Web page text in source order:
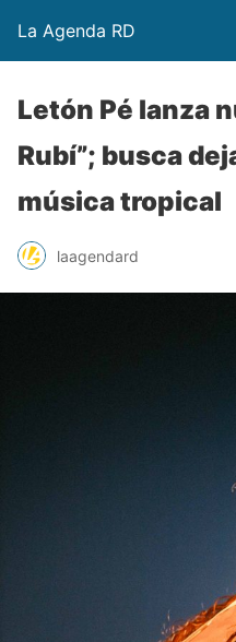
La Agenda RD
Letón Pé lanza
Rubí”; busca
música tropical
laagendard